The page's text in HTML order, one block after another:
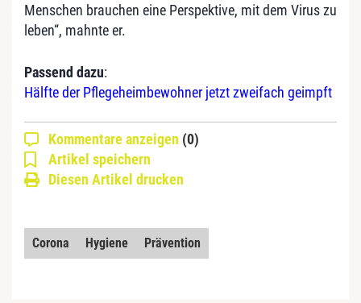
Menschen brauchen eine Perspektive, mit dem Virus zu
leben“, mahnte er.
Passend dazu:
Hälfte der Pflegeheimbewohner jetzt zweifach geimpft
Kommentare anzeigen (0)
Artikel speichern
Diesen Artikel drucken
Corona Hygiene Prävention